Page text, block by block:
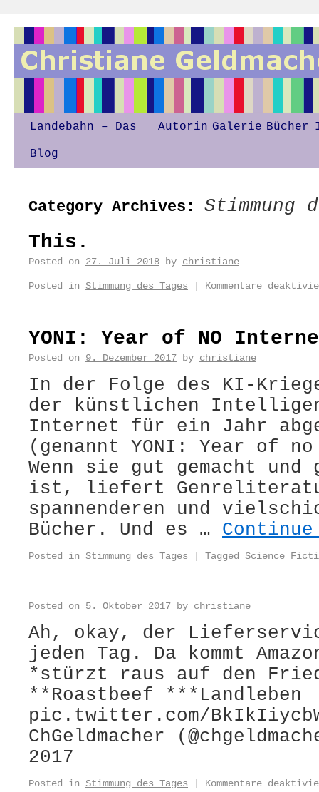
Landebahn – Das
Blog
Autorin Galerie Bücher
Category Archives: Stimmung
This.
Posted on 27. Juli 2018 by christiane
Posted in Stimmung des Tages Kommentare
YONI: Year of NO
Posted on 9. Dezember 2017 by christiane
In der Folge des KI-
der künstlichen
Internet für ein Jahr
(genannt YONI: Year of
Wenn sie gut gemacht und
ist, liefert
spannenderen und
Bücher. Und es …
Posted in Stimmung des Tages Tagged Science
Posted on 5. Oktober 2017 by christiane
Ah, okay, der
jeden Tag. Da kommt
*stürzt raus auf den
**Roastbeef ***Landleben
pic.twitter.com/
ChGeldmacher
2017
Posted in Stimmung des Tages Kommentare